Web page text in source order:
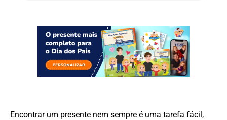
Encontrar um presente nem sempre é uma tarefa fácil,